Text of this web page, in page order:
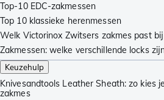
Top-10 EDC-zakmessen
Top 10 klassieke herenmessen
Welk Victorinox Zwitsers zakmes past
Zakmessen: welke verschillende locks
Keuzehulp
Knivesandtools Leather Sheath: zo kies
zakmes